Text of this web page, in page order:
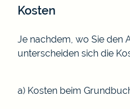
Kosten
Je nachdem, wo Sie den
unterscheiden sich die
a) Kosten beim